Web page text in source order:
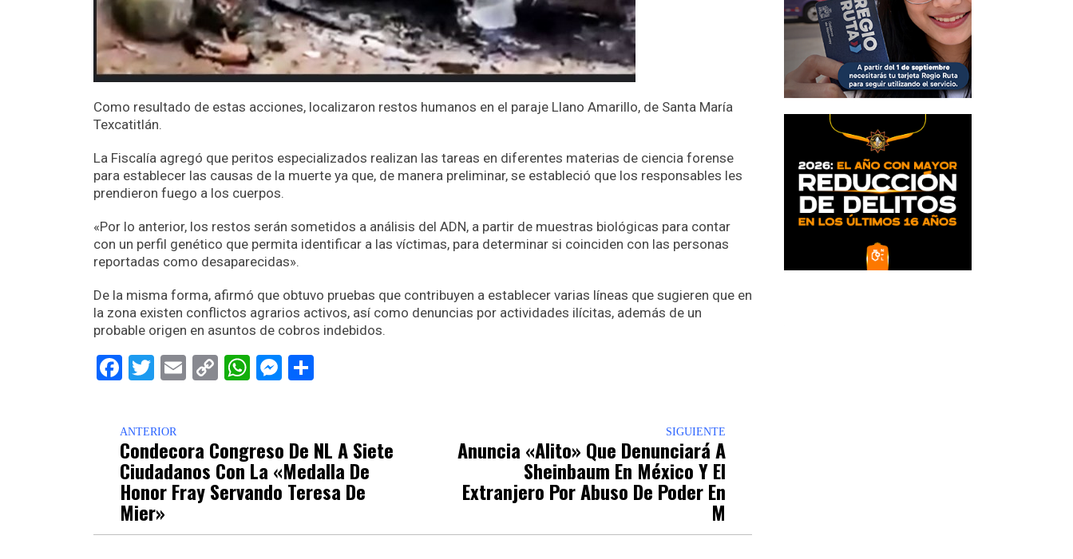
Como resultado de estas acciones, localizaron restos humanos en el paraje Llano Amarillo, de Santa María
Texcatitlán.
La Fiscalía agregó que peritos especializados realizan las tareas en diferentes materias de ciencia forense
para establecer las causas de la muerte ya que, de manera preliminar, se estableció que los responsables les
prendieron fuego a los cuerpos.
«Por lo anterior, los restos serán sometidos a análisis del ADN, a partir de muestras biológicas para contar
con un perfil genético que permita identificar a las víctimas, para determinar si coinciden con las personas
reportadas como desaparecidas».
De la misma forma, afirmó que obtuvo pruebas que contribuyen a establecer varias líneas que sugieren que en
la zona existen conflictos agrarios activos, así como denuncias por actividades ilícitas, además de un
probable origen en asuntos de cobros indebidos.
Facebook
Twitter
EmailCopyWhatsApp
Messenger
ANTERIOR
Condecora Congreso De NL A Siete
Ciudadanos Con La «Medalla De
Honor Fray Servando Teresa De
Mier»
SIGUIENTE
Anuncia «Alito» Que Denunciará A
Sheinbaum En México Y El
Extranjero Por Abuso De Poder En
M